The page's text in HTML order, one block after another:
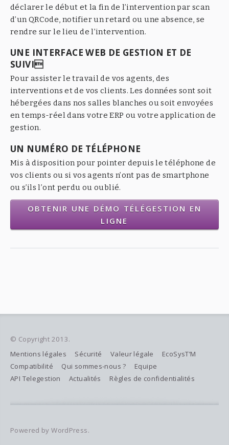
déclarer le début et la fin de l’intervention par scan
d’un QRCode, notifier un retard ou une absence, se
rendre sur le lieu de l’intervention.
UNE INTERFACE WEB DE GESTION ET DE
SUIVI
Pour assister le travail de vos agents, des
interventions et de vos clients. Les données sont soit
hébergées dans nos salles blanches ou soit envoyées
en temps-réel dans votre ERP ou votre application de
gestion.
UN NUMÉRO DE TÉLÉPHONE
Mis à disposition pour pointer depuis le téléphone de
vos clients ou si vos agents n’ont pas de smartphone
ou s’ils l’ont perdu ou oublié.
OBTENIR UNE DÉMO TÉLÉGESTION EN
LIGNE
© Copyright 2013.
Mentions légales
Sécurité Valeur légale
EcoSysT’M
Compatibilité
Qui sommes-nous ?
Equipe
API Telegestion
Actualités Règles de confidentialités
Powered by WordPress.